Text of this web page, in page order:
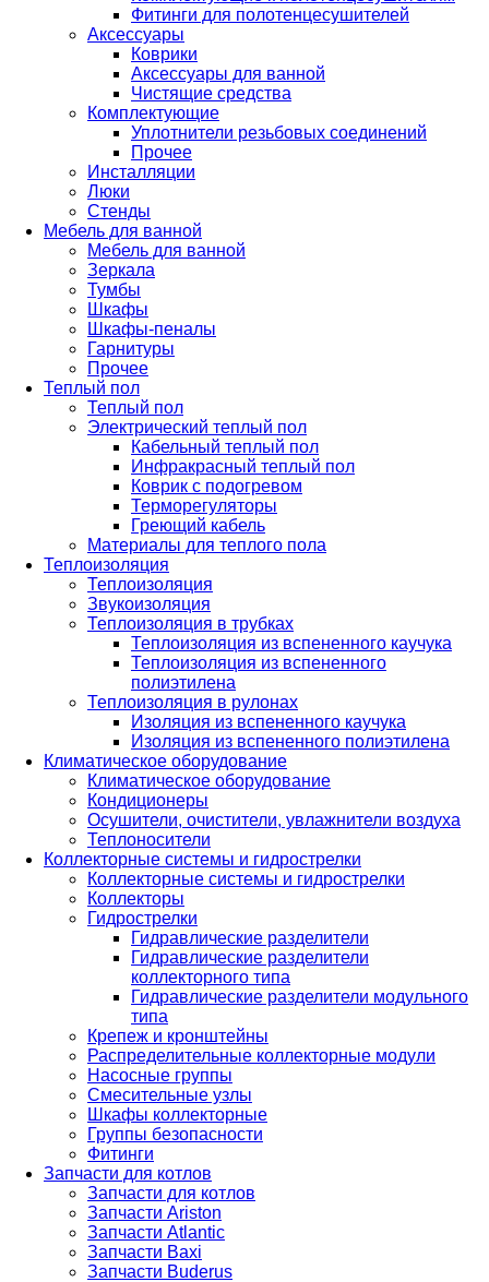
Фитинги для полотенцесушителей
Аксессуары
Коврики
Аксессуары для ванной
Чистящие средства
Комплектующие
Уплотнители резьбовых соединений
Прочее
Инсталляции
Люки
Стенды
Мебель для ванной
Мебель для ванной
Зеркала
Тумбы
Шкафы
Шкафы-пеналы
Гарнитуры
Прочее
Теплый пол
Теплый пол
Электрический теплый пол
Кабельный теплый пол
Инфракрасный теплый пол
Коврик с подогревом
Терморегуляторы
Греющий кабель
Материалы для теплого пола
Теплоизоляция
Теплоизоляция
Звукоизоляция
Теплоизоляция в трубках
Теплоизоляция из вспененного каучука
Теплоизоляция из вспененного
полиэтилена
Теплоизоляция в рулонах
Изоляция из вспененного каучука
Изоляция из вспененного полиэтилена
Климатическое оборудование
Климатическое оборудование
Кондиционеры
Осушители, очистители, увлажнители воздуха
Теплоносители
Коллекторные системы и гидрострелки
Коллекторные системы и гидрострелки
Коллекторы
Гидрострелки
Гидравлические разделители
Гидравлические разделители
коллекторного типа
Гидравлические разделители модульного
типа
Крепеж и кронштейны
Распределительные коллекторные модули
Насосные группы
Смесительные узлы
Шкафы коллекторные
Группы безопасности
Фитинги
Запчасти для котлов
Запчасти для котлов
Запчасти Ariston
Запчасти Atlantic
Запчасти Baxi
Запчасти Buderus